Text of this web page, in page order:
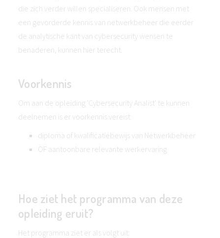
die zich verder willen specialiseren. Ook mensen met
een gevorderde kennis van netwerkbeheer die eerder
de analytische kant van cybersecurity wensen te
benaderen, kunnen hier terecht.
Voorkennis
Om aan de opleiding 'Cybersecurity Analist' te kunnen
deelnemen is er voorkennis vereist:
diploma of kwalificatiebewijs van Netwerkbeheer
OF aantoonbare relevante werkervaring
Hoe ziet het programma van deze
opleiding eruit?
Het programma ziet er als volgt uit: